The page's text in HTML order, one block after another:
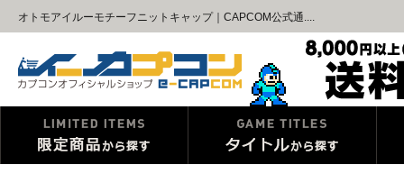
オトモアイルーモチーフニットキャップ｜CAPCOM公式通....